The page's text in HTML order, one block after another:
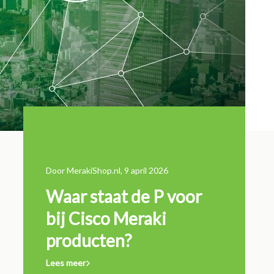
Door MerakiShop.nl, 9 april 2026
Waar staat de P voor
bij Cisco Meraki
producten?
Lees meer